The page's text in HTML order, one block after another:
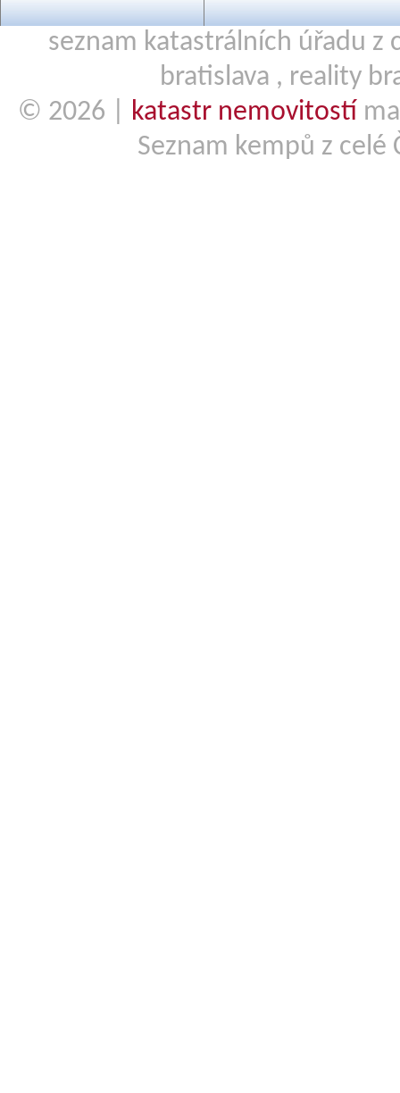
seznam katastrálních úřadu z
bratislava , reality
© 2026 | katastr nemovitostí
Seznam kempů z celé